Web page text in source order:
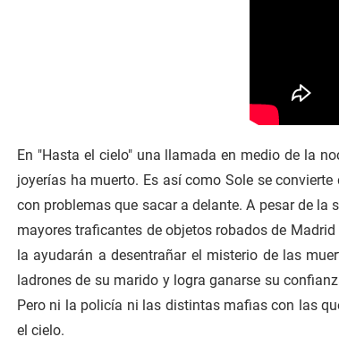
En "Hasta el cielo" una llamada en medio de la
joyerías ha muerto. Es así como Sole se
con problemas que sacar a delante. A pesar de la
mayores traficantes de objetos robados de
la ayudarán a desentrañar el misterio de las
ladrones de su marido y logra ganarse su
Pero ni la policía ni las distintas mafias con las
el cielo.